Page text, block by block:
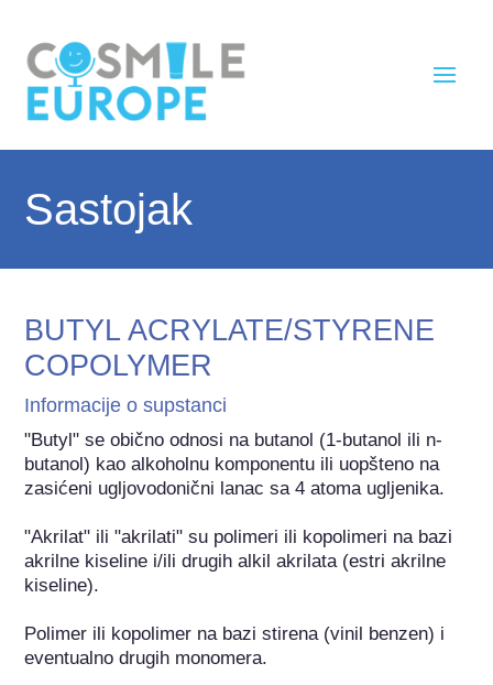
Sastojak
BUTYL ACRYLATE/STYRENE
COPOLYMER
Informacije o supstanci
"Butyl" se obično odnosi na butanol (1-butanol ili n-
butanol) kao alkoholnu komponentu ili uopšteno na
zasićeni ugljovodonični lanac sa 4 atoma ugljenika.
"Akrilat" ili "akrilati" su polimeri ili kopolimeri na bazi
akrilne kiseline i/ili drugih alkil akrilata (estri akrilne
kiseline).
Polimer ili kopolimer na bazi stirena (vinil benzen) i
eventualno drugih monomera.